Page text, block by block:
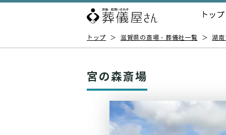
トップ
トップ ＞ 滋賀県の斎場・葬儀社一覧 ＞ 湖
宮の森斎場